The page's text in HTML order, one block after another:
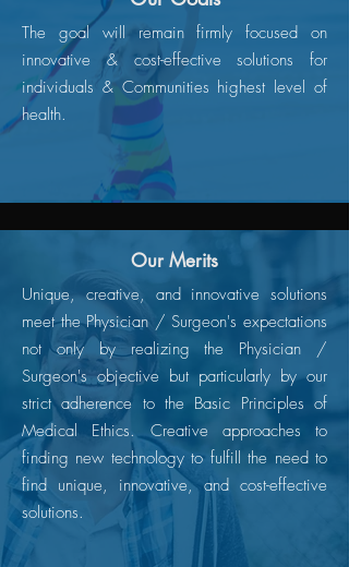
The goal will remain firmly focused on
innovative & cost-effective solutions for
individuals & Communities highest level of
health.
Our Merits
Unique, creative, and innovative solutions
meet the Physician / Surgeon's expectations
not only by realizing the Physician /
Surgeon's objective but particularly by our
strict adherence to the Basic Principles of
Medical Ethics. Creative approaches to
finding new technology to fulfill the need to
find unique, innovative, and cost-effective
solutions.